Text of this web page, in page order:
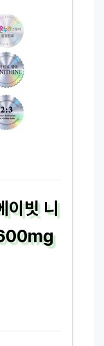
이빗 니